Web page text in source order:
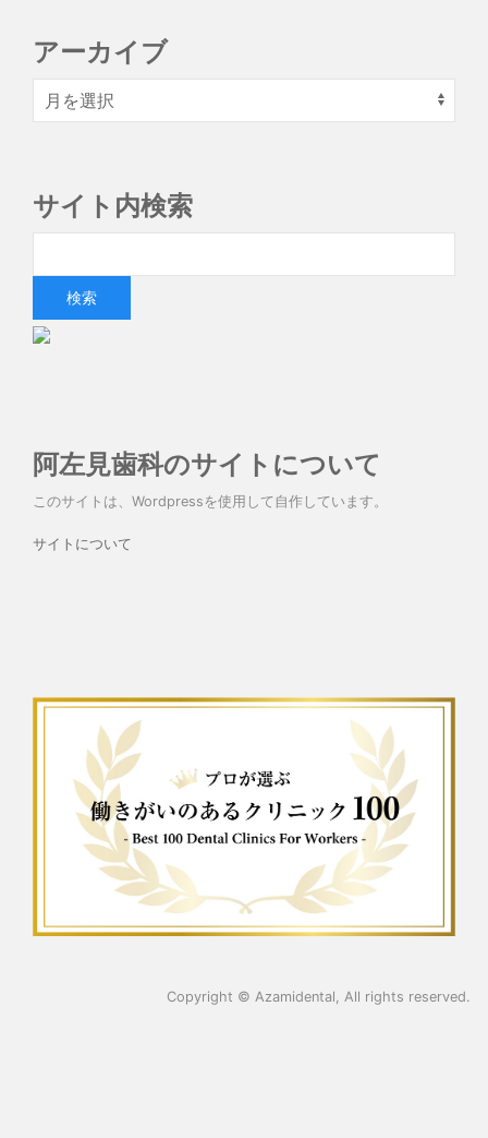
アーカイブ
サイト内検索
阿左見歯科のサイトについて
このサイトは、Wordpressを使用して自作しています。
サイトについて
Copyright © Azamidental , All rights reserved.